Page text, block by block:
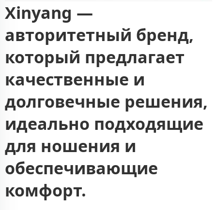
Xinyang —
авторитетный бренд,
который предлагает
качественные и
долговечные решения,
идеально подходящие
для ношения и
обеспечивающие
комфорт.